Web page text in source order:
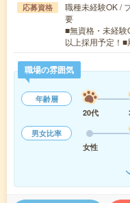
応募資格
職種未経験OK /
要
■無資格・未経験
以上採用予定！
職場の雰囲気
年齢層
20代
男女比率
女性